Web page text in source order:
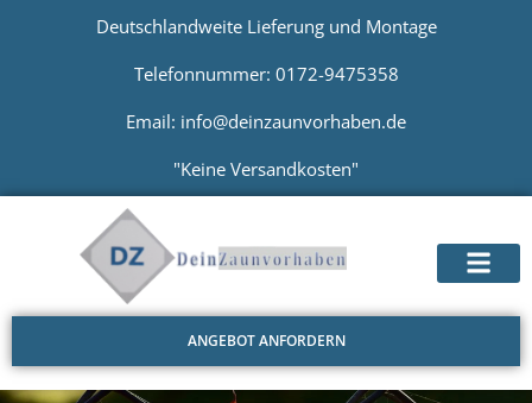
Deutschlandweite Lieferung und Montage
Telefonnummer: 0172-9475358
Email: info@deinzaunvorhaben.de
"Keine Versandkosten"
ANGEBOT ANFORDERN